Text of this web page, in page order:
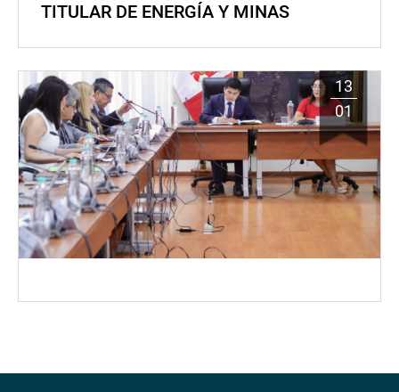
TITULAR DE ENERGÍA Y MINAS
13
01